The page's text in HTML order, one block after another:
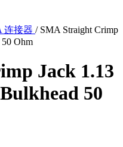
连接器 / SMA Straight Crimp
Ohm
Jack 1.13
50